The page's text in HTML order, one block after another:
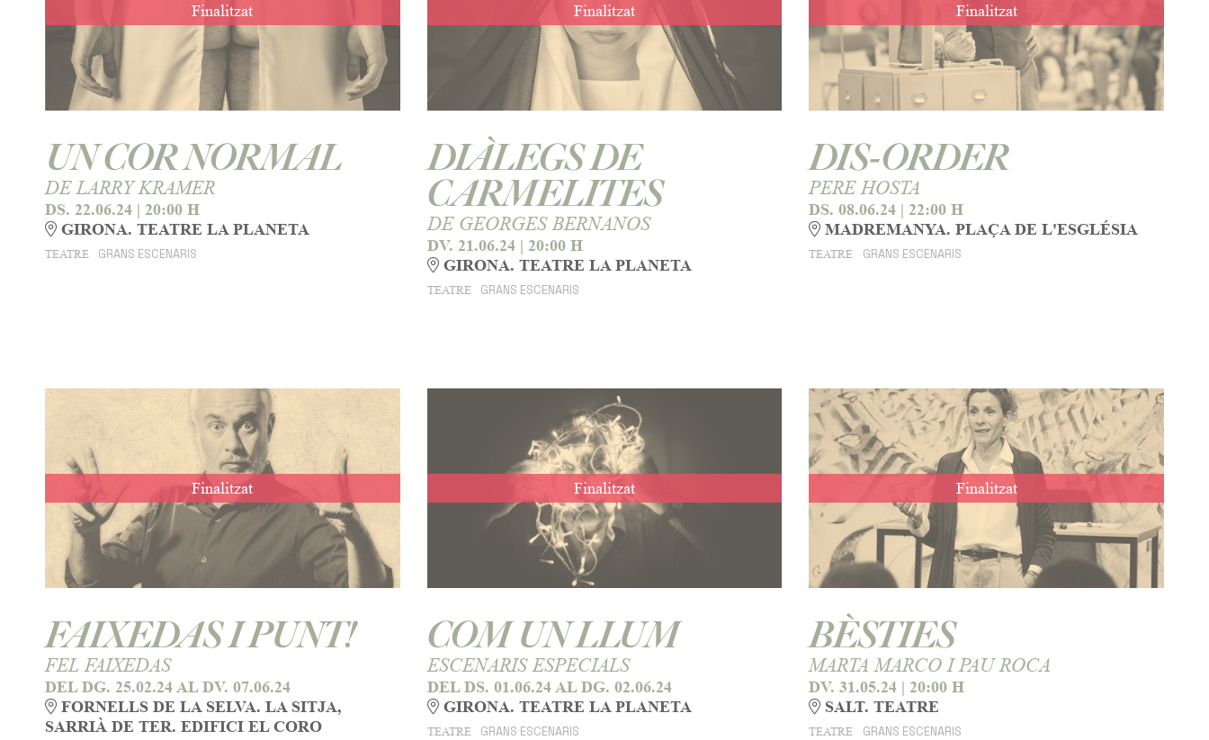
Finalitzat
UN COR NORMAL
DE LARRY KRAMER
DS. 22.06.24 | 20:00 H
GIRONA. TEATRE LA PLANETA
TEATRE GRANS ESCENARIS
Finalitzat
DIÀLEGS DE
CARMELITES
DE GEORGES BERNANOS
DV. 21.06.24| 20:00 H
GIRONA. TEATRE LA PLANETA
TEATRE GRANS ESCENARIS
Finalitzat
DIS-ORDER
PERE HOSTA
DS. 08.06.24 | 22:00 H
MADREMANYA. PLAÇA DE L'ESGLÉSIA
TEATRE GRANS ESCENARIS
Finalitzat
FAIXEDAS I PUNT!
FEL FAIXEDAS
DEL DG. 25.02.24 AL DV. 07.06.24
FORNELLS DE LA SELVA. LA SITJA,
SARRIÀ DE TER. EDIFICI EL CORO
Finalitzat
COM UN LLUM
ESCENARIS ESPECIALS
DEL DS. 01.06.24AL DG. 02.06.24
GIRONA. TEATRE LA PLANETA
TEATRE GRANS ESCENARIS
Finalitzat
BÈSTIES
MARTA MARCO I PAU ROCA
DV. 31.05.24 | 20:00 H
SALT. TEATRE
TEATRE GRANS ESCENARIS